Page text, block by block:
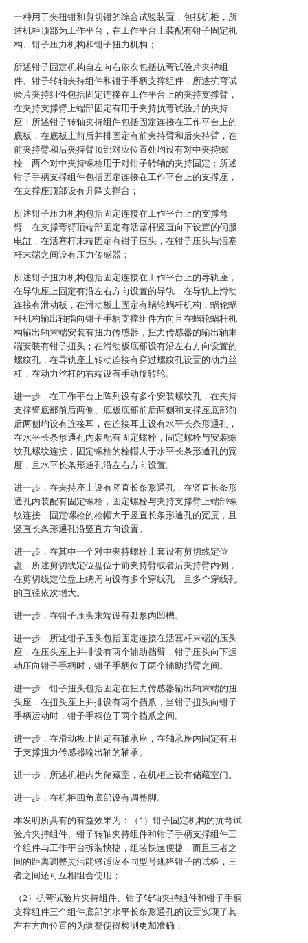
一种用于夹扭钳和剪切钳的综合试验装置，包括机柜，所
述机柜顶部为工作平台，在工作平台上装配有钳子固定机
构、钳子压力机构和钳子扭力机构；
所述钳子固定机构自左向右依次包括抗弯试验片夹持组
件、钳子转轴夹持组件和钳子手柄支撑组件，所述抗弯试
验片夹持组件包括固定连接在工作平台上的夹持支撑臂，
在夹持支撑臂上端部固定有用于夹持抗弯试验片的夹持
座；所述钳子转轴夹持组件包括固定连接在工作平台上的
底板，在底板上前后并排固定有前夹持臂和后夹持臂，在
前夹持臂和后夹持臂顶部对应位置处均设有对中夹持螺
栓，两个对中夹持螺栓用于对钳子转轴的夹持固定；所述
钳子手柄支撑组件包括固定连接在工作平台上的支撑座，
在支撑座顶部设有升降支撑台；
所述钳子压力机构包括固定连接在工作平台上的支撑弯
臂，在支撑弯臂顶端部固定有活塞杆竖直向下设置的伺服
电缸，在活塞杆末端固定有钳子压头，在钳子压头与活塞
杆末端之间设有压力传感器；
所述钳子扭力机构包括固定连接在工作平台上的导轨座，
在导轨座上固定有沿左右方向设置的导轨，在导轨上滑动
连接有滑动板，在滑动板上固定有蜗轮蜗杆机构，蜗轮蜗
杆机构输出轴指向钳子手柄支撑组件方向且在蜗轮蜗杆机
构输出轴末端安装有扭力传感器，扭力传感器的输出轴末
端安装有钳子扭头；在滑动板底部设有沿左右方向设置的
螺纹孔，在导轨座上转动连接有穿过螺纹孔设置的动力丝
杠，在动力丝杠的右端设有手动旋转轮。
进一步，在工作平台上阵列设有多个安装螺纹孔，在夹持
支撑臂底部前后两侧、底板底部前后两侧和支撑座底部前
后两侧均设有连接耳，在连接耳上设有水平长条形通孔，
在水平长条形通孔内装配有固定螺栓，固定螺栓与安装螺
纹孔螺纹连接，固定螺栓的栓帽大于水平长条形通孔的宽
度，且水平长条形通孔沿左右方向设置。
进一步，在夹持座上设有竖直长条形通孔，在竖直长条形
通孔内装配有固定螺栓，固定螺栓与夹持支撑臂上端部螺
纹连接，固定螺栓的栓帽大于竖直长条形通孔的宽度，且
竖直长条形通孔沿竖直方向设置。
进一步，在其中一个对中夹持螺栓上套设有剪切线定位
盘，所述剪切线定位盘位于前夹持臂或者后夹持臂内侧，
在剪切线定位盘上绕周向设有多个穿线孔，且多个穿线孔
的直径依次增大。
进一步，在钳子压头末端设有弧形内凹槽。
进一步，所述钳子压头包括固定连接在活塞杆末端的压头
座，在压头座上并排设有两个辅助挡臂，钳子压头向下运
动压向钳子手柄时，钳子手柄位于两个辅助挡臂之间。
进一步，钳子扭头包括固定在扭力传感器输出轴末端的扭
头座，在扭头座上并排设有两个挡爪，当钳子扭头向钳子
手柄运动时，钳子手柄位于两个挡爪之间。
进一步，在滑动板上固定有轴承座，在轴承座内固定有用
于支撑扭力传感器输出轴的轴承。
进一步，所述机柜内为储藏室，在机柜上设有储藏室门。
进一步，在机柜四角底部设有调整脚。
本发明所具有的有益效果为：（1）钳子固定机构的抗弯试
验片夹持组件、钳子转轴夹持组件和钳子手柄支撑组件三
个组件与工作平台拆装快捷，组装快速便捷，而且三者之
间的距离调整灵活能够适应不同型号规格钳子的试验，三
者之间还可互相组合使用；
（2）抗弯试验片夹持组件、钳子转轴夹持组件和钳子手柄
支撑组件三个组件底部的水平长条形通孔的设置实现了其
左右方向位置的为调整使得检测更加准确；